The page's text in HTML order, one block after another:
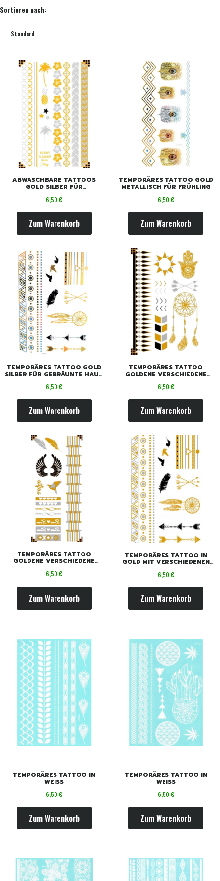
Produktliste
Sortieren nach:
Standard
ABWASCHBARE TATTOOS
GOLD SILBER FÜR
Preis
6,50 €
Zum Warenkorb
TEMPORÄRES TATTOO GOLD
METALLISCH FÜR FRÜHLING
Preis
6,50 €
Zum Warenkorb
TEMPORÄRES TATTOO GOLD
SILBER FÜR GEBRÄUNTE HAUT
Preis
6,50 €
Zum Warenkorb
TEMPORÄRES TATTOO
GOLDENE VERSCHIEDENE
Preis
6,50 €
Zum Warenkorb
TEMPORÄRES TATTOO
GOLDENE VERSCHIEDENE
Preis
6,50 €
Zum Warenkorb
TEMPORÄRES TATTOO IN
GOLD MIT VERSCHIEDENEN
Preis
6,50 €
Zum Warenkorb
TEMPORÄRES TATTOO IN
WEISS
Preis
6,50 €
Zum Warenkorb
TEMPORÄRES TATTOO IN
WEISS
Preis
6,50 €
Zum Warenkorb